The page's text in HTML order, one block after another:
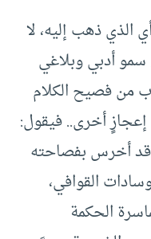
الذي ذهب إليه، لا
سمو أدبي وبلاغي
من فصيح الكلام
أخرى.. فيقول:
قد أخرس بفصاحته
القوافي،
الحكمة